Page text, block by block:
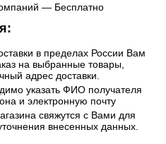
— Бесплатно
в пределах России Вам
на выбранные товары,
адрес доставки.
указать ФИО получателя
и электронную почту
свяжутся с Вами для
внесенных данных.